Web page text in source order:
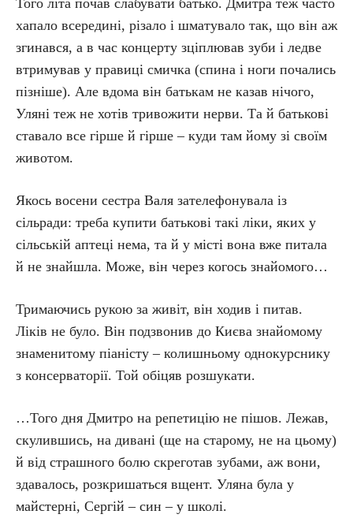
Того літа почав слабувати батько. Дмитра теж часто
хапало всередині, різало і шматувало так, що він аж
згинався, а в час концерту зціплював зуби і ледве
втримував у правиці смичка (спина і ноги почались
пізніше). Але вдома він батькам не казав нічого,
Уляні теж не хотів тривожити нерви. Та й батькові
ставало все гірше й гірше – куди там йому зі своїм
животом.
Якось восени сестра Валя зателефонувала із
сільради: треба купити батькові такі ліки, яких у
сільській аптеці нема, та й у місті вона вже питала
й не знайшла. Може, він через когось знайомого…
Тримаючись рукою за живіт, він ходив і питав.
Ліків не було. Він подзвонив до Києва знайомому
знаменитому піаністу – колишньому однокурснику
з консерваторії. Той обіцяв розшукати.
…Того дня Дмитро на репетицію не пішов. Лежав,
скулившись, на дивані (ще на старому, не на цьому)
й від страшного болю скреготав зубами, аж вони,
здавалось, розкришаться вщент. Уляна була у
майстерні, Сергій – син – у школі.